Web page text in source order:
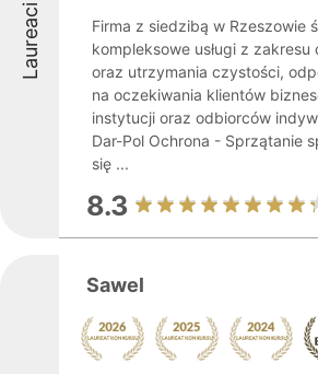
Laureaci
Firma z siedzibą w Rzeszowie
kompleksowe usługi z zakresu
oraz utrzymania czystości,
na oczekiwania klientów
instytucji oraz odbiorców
Dar-Pol Ochrona - Sprzątanie
się ...
8.3
Sawel